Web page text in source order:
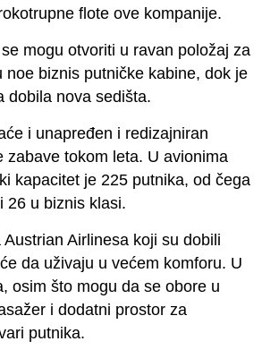
flote ove kompanije.
mogu otvoriti u ravan položaj za
noe biznis putničke kabine, dok je
dobila nova sedišta.
i unapređen i redizajniran
zabave tokom leta. U avionima
kapacitet je 225 putnika, od čega
26 u biznis klasi.
Airlinesa koji su dobili
da uživaju u većem komforu. U
osim što mogu da se obore u
i dodatni prostor za
putnika.